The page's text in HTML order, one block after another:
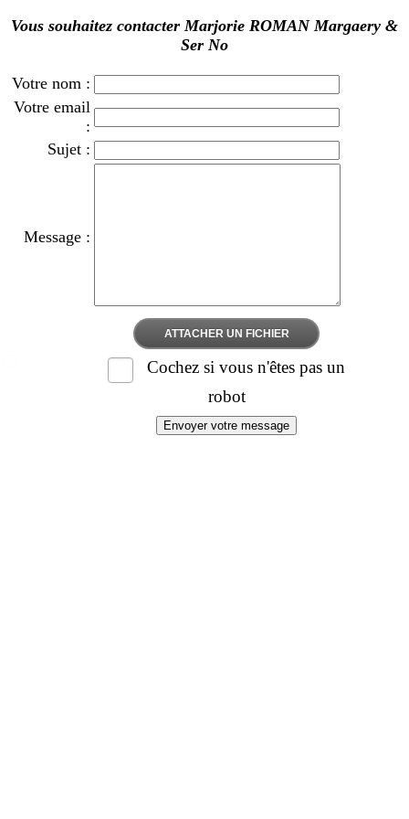
Vous souhaitez contacter Marjorie ROMAN Margaery &
Ser No
Votre nom :
Votre email
:
Sujet :
Message :
ATTACHER UN FICHIER
Cochez si vous n'êtes pas un
robot